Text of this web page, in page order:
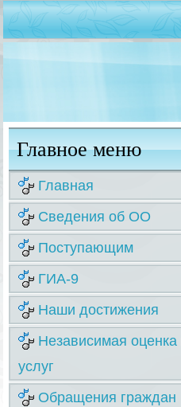
Главное меню
Главная
Сведения об ОО
Поступающим
ГИА-9
Наши достижения
Независимая оценка
услуг
Обращения граждан